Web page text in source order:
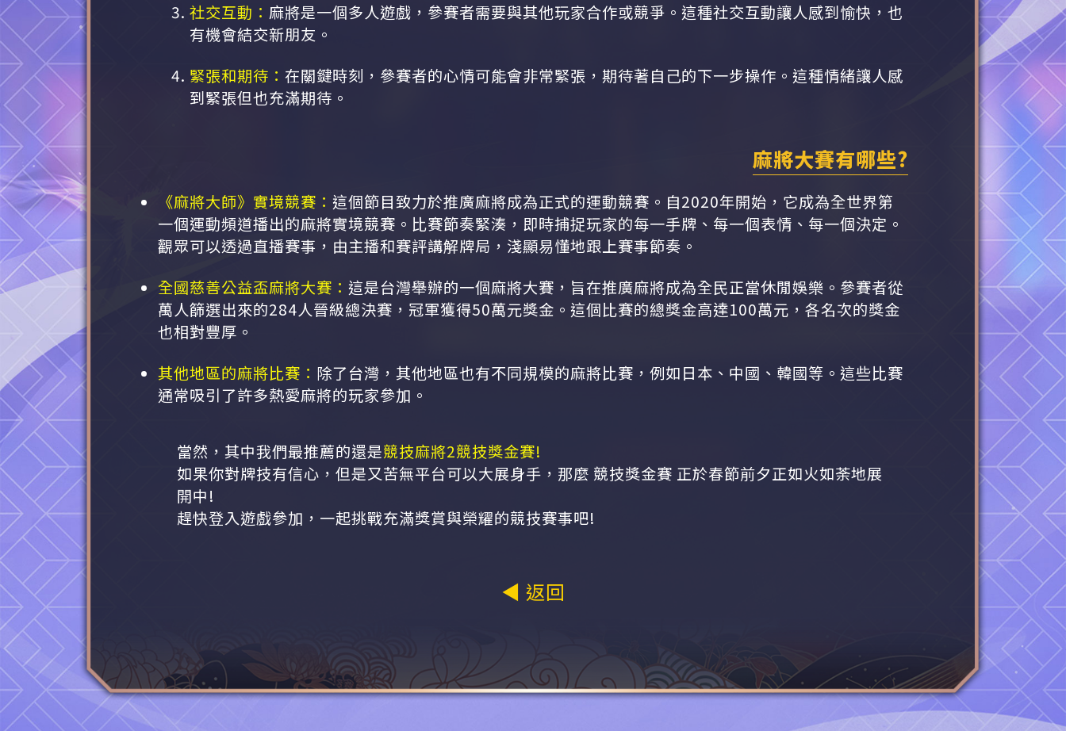
社交互動： 麻將是一個多人遊戲，參賽者需要與其他玩家合作或競爭。這種社交互動讓人感到愉快，也
有機會結交新朋友。
緊張和期待： 在關鍵時刻，參賽者的心情可能會非常緊張，期待著自己的下一步操作。這種情緒讓人感
到緊張但也充滿期待。
麻將大賽有哪些?
《麻將大師》實境競賽： 這個節目致力於推廣麻將成為正式的運動競賽。自2020年開始，它成為全世界第
一個運動頻道播出的麻將實境競賽。比賽節奏緊湊，即時捕捉玩家的每一手牌、每一個表情、每一個決定。
觀眾可以透過直播賽事，由主播和賽評講解牌局，淺顯易懂地跟上賽事節奏。
全國慈善公益盃麻將大賽： 這是台灣舉辦的一個麻將大賽，旨在推廣麻將成為全民正當休閒娛樂。參賽者從
萬人篩選出來的284人晉級總決賽，冠軍獲得50萬元獎金。這個比賽的總獎金高達100萬元，各名次的獎金
也相對豐厚。
其他地區的麻將比賽： 除了台灣，其他地區也有不同規模的麻將比賽，例如日本、中國、韓國等。這些比賽
通常吸引了許多熱愛麻將的玩家參加。
當然，其中我們最推薦的還是競技麻將2競技獎金賽!
如果你對牌技有信心，但是又苦無平台可以大展身手，那麼 競技獎金賽 正於春節前夕正如火如荼地展
開中!
趕快登入遊戲參加，一起挑戰充滿獎賞與榮耀的競技賽事吧!
◀ 返回